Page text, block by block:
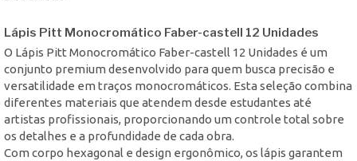
Lápis Pitt Monocromático Faber-castell 12 Unidades
O Lápis Pitt Monocromático Faber-castell 12 Unidades é um
conjunto premium desenvolvido para quem busca precisão e
versatilidade em traços monocromáticos. Esta seleção combina
diferentes materiais que atendem desde estudantes até
artistas profissionais, proporcionando um controle total sobre
os detalhes e a profundidade de cada obra.
Com corpo hexagonal e design ergonômico, os lápis garantem